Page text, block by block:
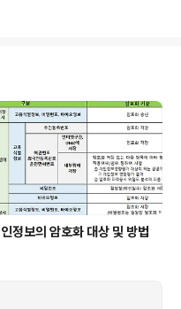
난 후 박
용할 수 없
매개체를
을 남기고
다로 어떠
정보의 암호화 대상 및 방법